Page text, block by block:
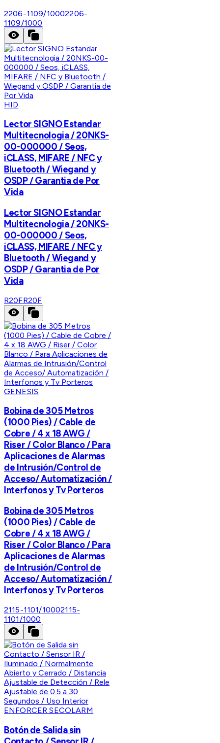
2206-1109/10002206-
1109/1000
HID
Lector SIGNO Estandar
Multitecnologia / 20NKS-
00-000000 / Seos,
iCLASS, MIFARE / NFC y
Bluetooth / Wiegand y
OSDP / Garantia de Por
Vida
Lector SIGNO Estandar
Multitecnologia / 20NKS-
00-000000 / Seos,
iCLASS, MIFARE / NFC y
Bluetooth / Wiegand y
OSDP / Garantia de Por
Vida
R20FR20F
GENESIS
Bobina de 305 Metros
(1000 Pies) / Cable de
Cobre / 4 x 18 AWG /
Riser / Color Blanco / Para
Aplicaciones de Alarmas
de Intrusión/Control de
Acceso/ Automatización /
Interfonos y Tv Porteros
Bobina de 305 Metros
(1000 Pies) / Cable de
Cobre / 4 x 18 AWG /
Riser / Color Blanco / Para
Aplicaciones de Alarmas
de Intrusión/Control de
Acceso/ Automatización /
Interfonos y Tv Porteros
2115-1101/10002115-
1101/1000
ENFORCER SECOLARM
Botón de Salida sin